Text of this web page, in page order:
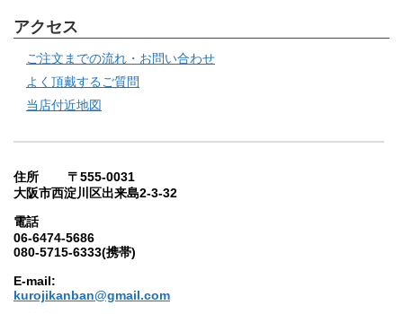
アクセス
ご注文までの流れ・お問い合わせ
よく頂戴するご質問
当店付近地図
住所 〒555-0031
大阪市西淀川区出来島2-3-32
電話
06-6474-5686
080-5715-6333(携帯)
E-mail:
kurojikanban@gmail.com